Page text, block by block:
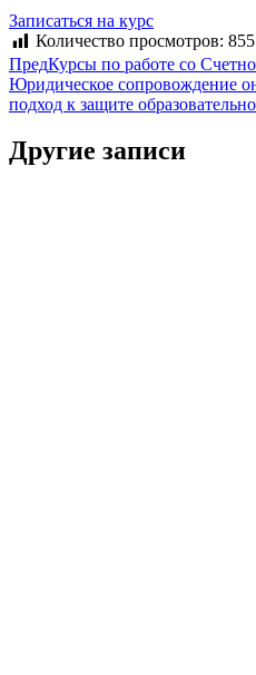
Записаться на курс
Количество просмотров: 855
ПредКурсы по работе со
Юридическое сопровождение
подход к защите
Другие записи